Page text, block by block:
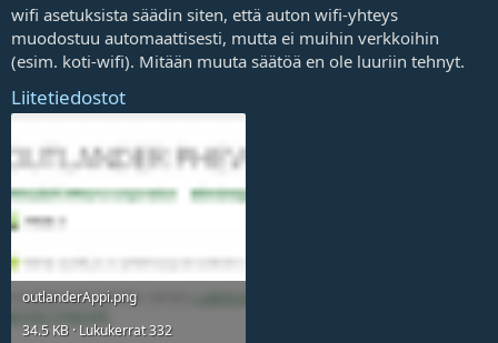
wifi asetuksista säädin siten, että auton wifi-yhteys
muodostuu automaattisesti, mutta ei muihin verkkoihin
(esim. koti-wifi). Mitään muuta säätöä en ole luuriin tehnyt.
Liitetiedostot
outlanderAppi.png
34.5 KB · Lukukerrat 332